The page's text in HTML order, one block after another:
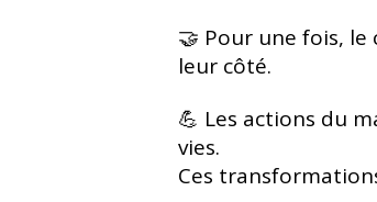
🤝 Pour une fois,
leur côté.
💪 Les actions du
vies.
Ces